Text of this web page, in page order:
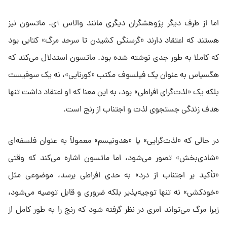
اما از طرف دیگر پژوهشگران دیگری مانند والاس آی. ماتسون نیز
هستند که اعتقاد دارند «گرسنگی کشیدن تا سرحد مرگ» کتابی بود
که کاملا به طور جدی نوشته شده بود. ماتسون استدلال می‌کند که
هگسیاس به عنوان یک فیلسوف مکتب «کورنایی»، نه یک سوفیست
بلکه یک «لذت‌گرای افراطی» بود، به این معنا که او اعتقاد داشت تنها
هدف زندگی جستجوی لذت و اجتناب از رنج است.
در حالی که «لذت‌گرایی» یا «هدونیسم» معمولاً به عنوان فلسفه‌ای
«شادی‌بخش» تصور می‌شود، اما ماتسون اشاره می‌کند که وقتی
«تأکید بر اجتناب از درد» به حدی افراطی برسد، موضوعی مثل
«خودکشی» نه تنها توجیه‌پذیر بلکه ضروری و قابل توصیه می‌شود،
زیرا مرگ می‌تواند امری در نظر گرفته شود که رنج را به طور کامل از